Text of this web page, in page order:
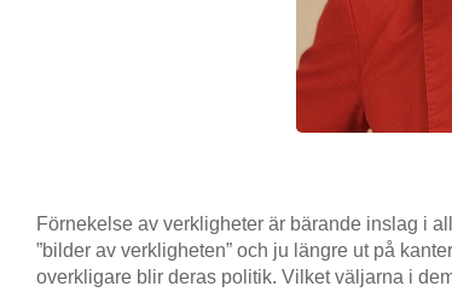
Förnekelse av verkligheter är bärande inslag i
”bilder av verkligheten” och ju längre ut på
overkligare blir deras politik. Vilket väljarna i